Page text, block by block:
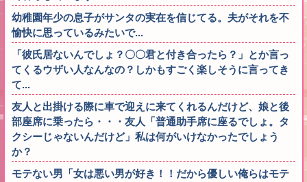
幼稚園年少の息子がサンタの実在を信じてる。夫がそれを不
愉快に思っているみたいで...
「彼氏居ないんでしょ？〇〇君と付き合ったら？」とか言っ
てくるウザい人なんなの？しかもすごく楽しそうに言ってき
て...
友人と出掛ける際に車で迎えに来てくれるんだけど、娘と後
部座席に乗ったら・・・友人「普通助手席に座るでしょ。タ
クシーじゃないんだけど」私は何がいけなかったでしょう
か？
モテない男「女は悪い男が好き！！だから優しい俺らはモテ